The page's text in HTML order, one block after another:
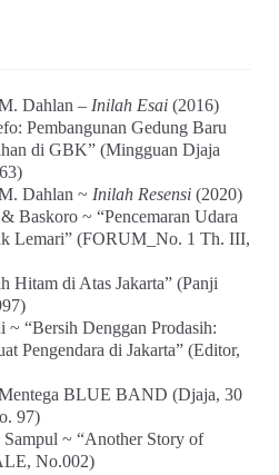
Dahlan – Inilah Esai(2016)
Pembangunan Gedung Baru
di GBK” (Mingguan Djaja
Dahlan ~ Inilah Resensi(2020)
Baskoro ~ “Pencemaran Udara
Lemari” (FORUM_No. 1 Th. III,
Hitam di Atas Jakarta” (Panji
~ “Bersih Denggan Prodasih:
Pengendara di Jakarta” (Editor,
BLUE BAND (Djaja, 30
97)
~ “Another Story of
No.002)